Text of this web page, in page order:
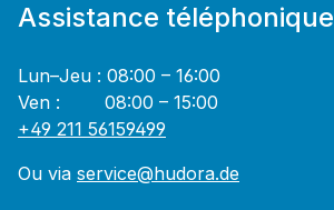
Assistance téléphonique
Lun–Jeu : 08:00 – 16:00
Ven : 08:00 – 15:00
+49 211 56159499
Ou via service@hudora.de